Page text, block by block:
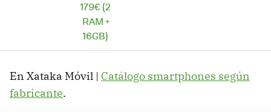
179€ (2
RAM +
16GB)
En Xataka Móvil | Catálogo smartphones según
fabricante.